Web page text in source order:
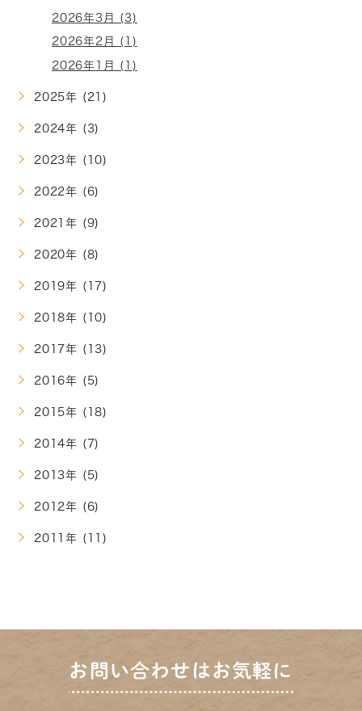
2026年3月 (3)
2026年2月 (1)
2026年1月 (1)
2025年 (21)
2024年 (3)
2023年 (10)
2022年 (6)
2021年 (9)
2020年 (8)
2019年 (17)
2018年 (10)
2017年 (13)
2016年 (5)
2015年 (18)
2014年 (7)
2013年 (5)
2012年 (6)
2011年 (11)
お問い合わせはお気軽に